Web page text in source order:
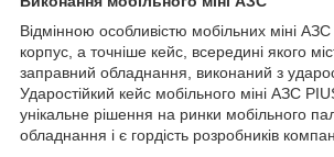
Відмінною особливістю мобільних міні
корпус, а точніше кейс, всередині якого
заправний обладнання, виконаний з
Ударостійкий кейс мобільного міні АЗС
унікальне рішення на ринки мобільного
обладнання і є гордість розробників